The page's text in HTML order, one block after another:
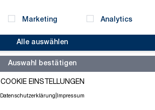
Marketing Analytics
Alle auswählen
Auswahl bestätigen
COOKIE EINSTELLUNGEN
Datenschutzerklärung Impressum
Langnachleuchtend